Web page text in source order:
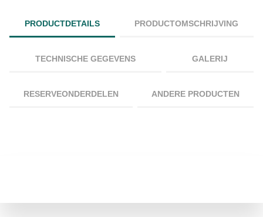
PRODUCTDETAILS PRODUCTOMSCHRIJVING
TECHNISCHE GEGEVENS GALERIJ
RESERVEONDERDELEN ANDERE PRODUCTEN